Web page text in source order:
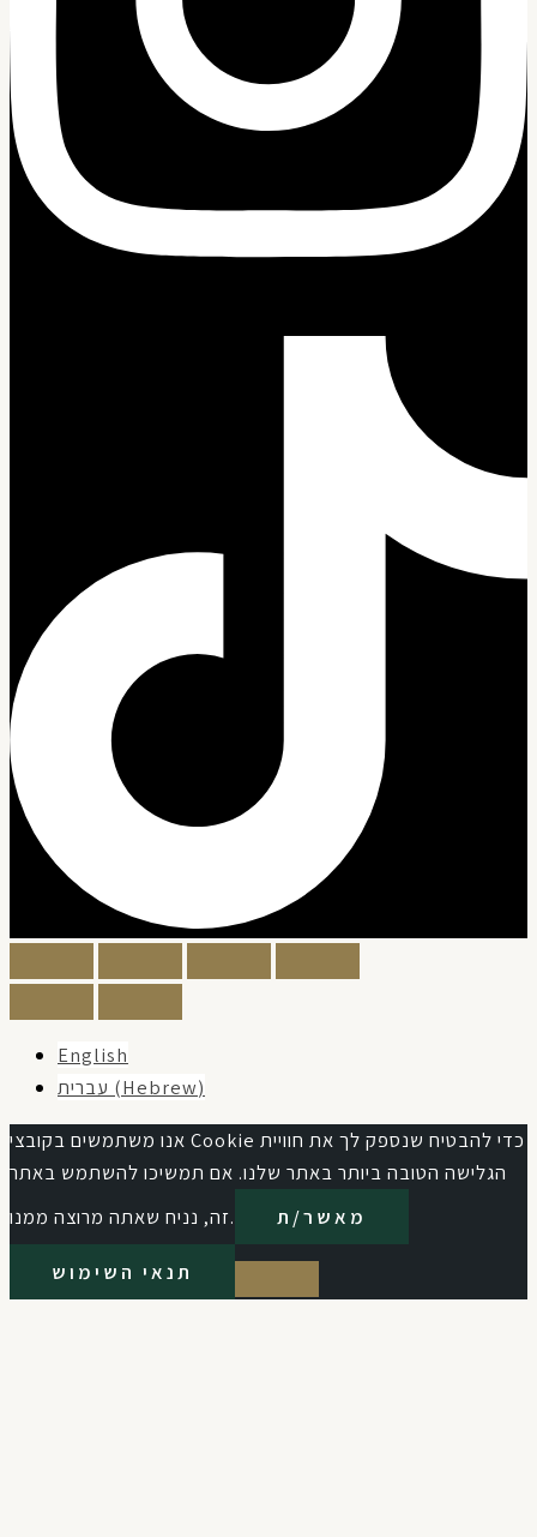
English
עברית (Hebrew)
אנו משתמשים בקובצי Cookie כדי להבטיח שנספק לך את חוויית
הגלישה הטובה ביותר באתר שלנו. אם תמשיכו להשתמש באתר
זה, נניח שאתה מרוצה ממנו.
מאשר/ת
תנאי השימוש